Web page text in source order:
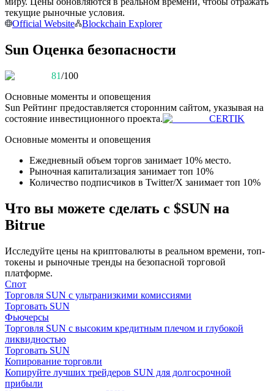
за копи-трейдинг
Информация
Анализ больших данных, включая торговую информацию
и т. д.
Гид
Руководство для начинающих по фьючерсам
текущие рыночные условия.
Official Website
Blockchain Explorer
Sun Оценка безопасности
81/100
Основные моменты и оповещения
Sun Рейтинг предоставляется сторонним сайтом, указывая на
состояние инвестиционного проекта.
CERTIK
Основные моменты и оповещения
Ежедневный объем торгов занимает 10% место.
Рыночная капитализация занимает топ 10%
Количество подписчиков в Twitter/X занимает топ 10%
Что вы можете сделать с $SUN на
Bitrue
Исследуйте цены на криптовалюты в реальном времени, топ-
токены и рыночные тренды на безопасной торговой
платформе.
Спот
Торговля SUN с ультранизкими комиссиями
Торговать SUN
Фьючерсы
Торговля SUN с высоким кредитным плечом и глубокой
ликвидностью
Торговать SUN
Копирование торговли
Копируйте лучших трейдеров SUN для долгосрочной
прибыли